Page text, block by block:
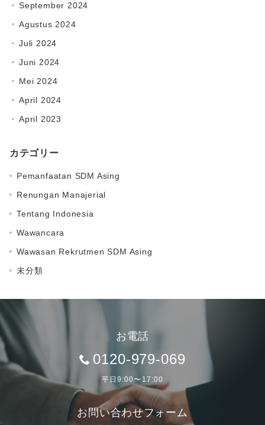
September 2024
Agustus 2024
Juli 2024
Juni 2024
Mei 2024
April 2024
April 2023
カテゴリー
Pemanfaatan SDM Asing
Renungan Manajerial
Tentang Indonesia
Wawancara
Wawasan Rekrutmen SDM Asing
未分類
お電話
0120-979-069
平日9:00〜17:00
お問い合わせフォーム